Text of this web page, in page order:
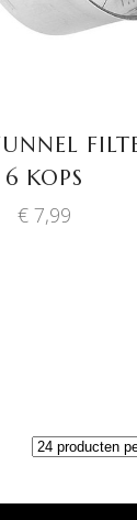
6 KOPS
€7,99